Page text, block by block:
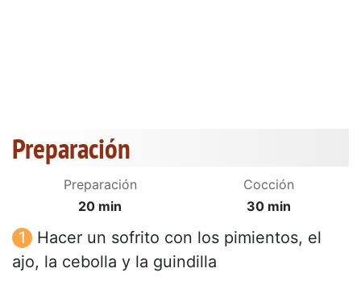
Preparación
Preparación
20 min
Cocción
30 min
Hacer un sofrito con los pimientos, el
ajo, la cebolla y la guindilla